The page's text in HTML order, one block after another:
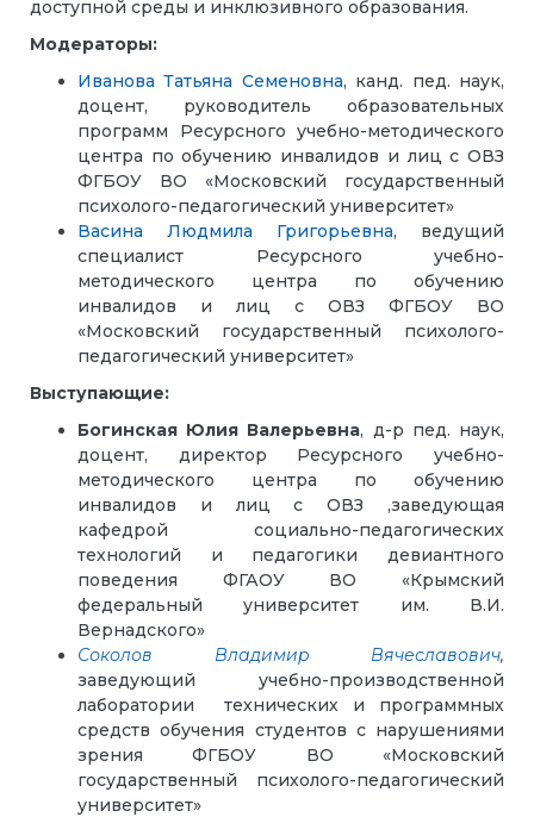
доступной среды и инклюзивного образования.
Модераторы:
Иванова Татьяна Семеновна, канд. пед. наук,
доцент, руководитель образовательных
программ Ресурсного учебно-методического
центра по обучению инвалидов и лиц с ОВЗ
ФГБОУ ВО «Московский государственный
психолого-педагогический университет»
Васина Людмила Григорьевна, ведущий
специалист Ресурсного учебно-
методического центра по обучению
инвалидов и лиц с ОВЗ ФГБОУ ВО
«Московский государственный психолого-
педагогический университет»
Выступающие:
Богинская Юлия Валерьевна, д-р пед. наук,
доцент, директор Ресурсного учебно-
методического центра по обучению
инвалидов и лиц с ОВЗ ,заведующая
кафедрой социально-педагогических
технологий и педагогики девиантного
поведения ФГАОУ ВО «Крымский
федеральный университет им. В.И.
Вернадского»
Соколов Владимир Вячеславович,
заведующий учебно-производственной
лаборатории технических и программных
средств обучения студентов с нарушениями
зрения ФГБОУ ВО «Московский
государственный психолого-педагогический
университет»